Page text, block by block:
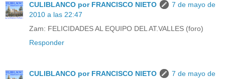
CULIBLANCO por FRANCISCO NIETO
7 de mayo de
2010 a las 22:47
Zam: FELICIDADES AL EQUIPO DEL AT.VALLES (foro)
Responder
CULIBLANCO por FRANCISCO NIETO
7 de mayo de